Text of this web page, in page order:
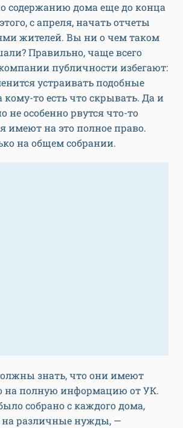
содержанию дома еще до конца
с апреля, начать отчеты
жителей. Вы ни о чем таком
Правильно, чаще всего
публичности избегают:
устраивать подобные
то есть что скрывать. Да и
особенно рвутся что-то
имеют на это полное право.
на общем собрании.
знать, что они имеют
на полную информацию от УК.
собрано с каждого дома,
на различные нужды, —